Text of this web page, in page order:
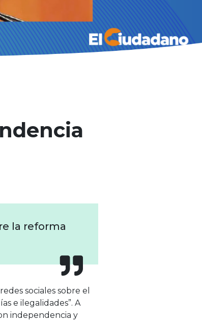
la reforma
sociales sobre el
e ilegalidades”. A
independencia y